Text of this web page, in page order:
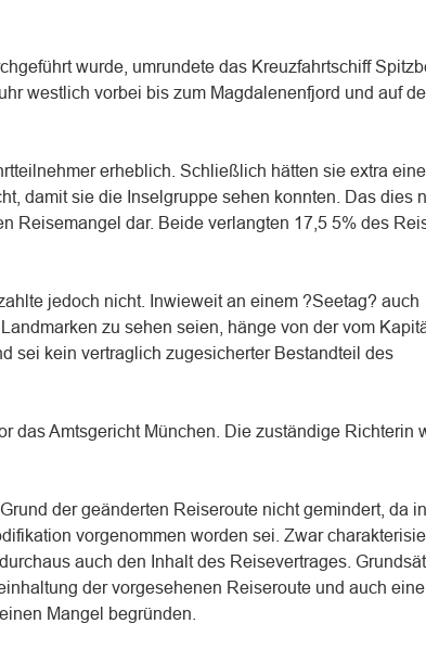
wurde, umrundete das Kreuzfahrtschiff
westlich vorbei bis zum Magdalenenfjord und auf
erheblich. Schließlich hätten sie extra eine
damit sie die Inselgruppe sehen konnten. Das dies
Reisemangel dar. Beide verlangten 17,5 5% des
jedoch nicht. Inwieweit an einem ?Seetag? auch
zu sehen seien, hänge von der vom
sei kein vertraglich zugesicherter Bestandteil des
das Amtsgericht München. Die zuständige Richterin
der geänderten Reiseroute nicht gemindert, da
vorgenommen worden sei. Zwar
auch den Inhalt des Reisevertrages.
der vorgesehenen Reiseroute und auch
Mangel begründen.